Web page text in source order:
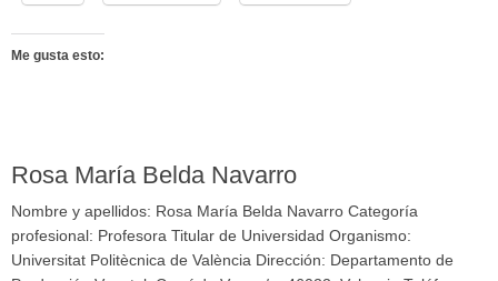
Me gusta esto:
Rosa María Belda Navarro
Nombre y apellidos: Rosa María Belda Navarro Categoría
profesional: Profesora Titular de Universidad Organismo:
Universitat Politècnica de València Dirección: Departamento de